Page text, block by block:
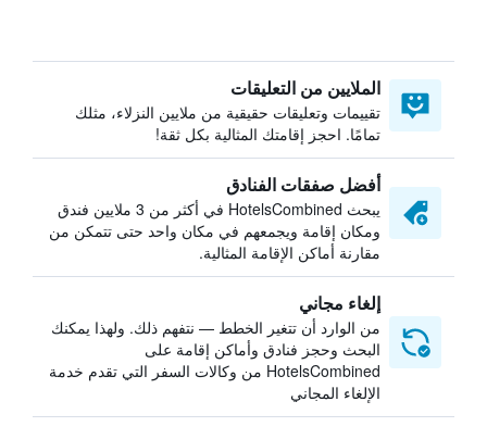
الملايين من التعليقات
تقييمات وتعليقات حقيقية من ملايين النزلاء، مثلك
تمامًا. احجز إقامتك المثالية بكل ثقة!
أفضل صفقات الفنادق
يبحث HotelsCombined في أكثر من 3 ملايين فندق
ومكان إقامة ويجمعهم في مكان واحد حتى تتمكن من
مقارنة أماكن الإقامة المثالية.
إلغاء مجاني
من الوارد أن تتغير الخطط — نتفهم ذلك. ولهذا يمكنك
البحث وحجز فنادق وأماكن إقامة على
HotelsCombined من وكالات السفر التي تقدم خدمة
الإلغاء المجاني